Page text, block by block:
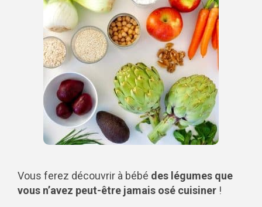
Vous ferez découvrir à bébé des légumes que
vous n’avez peut-être jamais osé cuisiner !